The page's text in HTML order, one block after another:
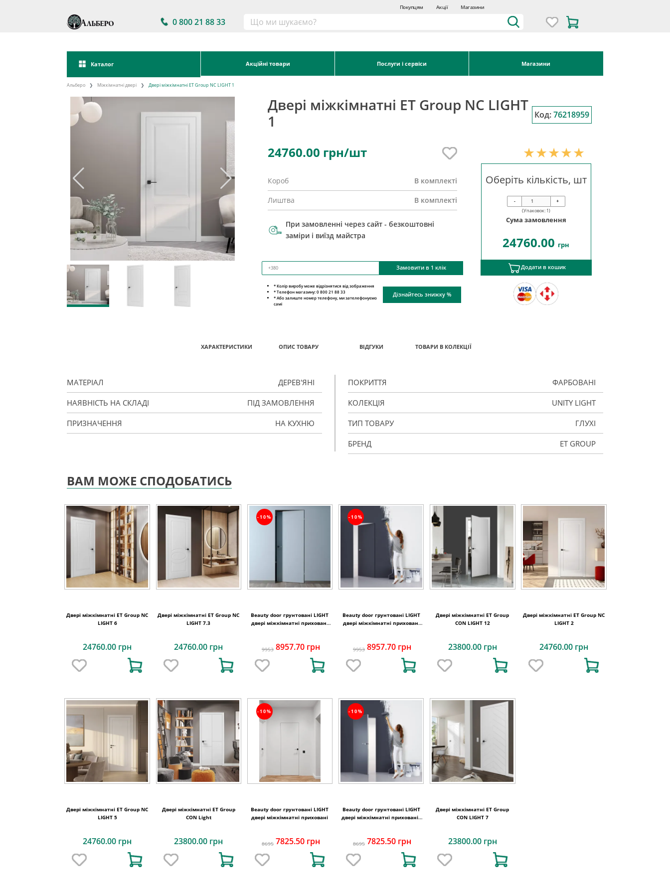
Покупцям Акції Магазини
0 800 21 88 33
Каталог Акційні товари Послуги і сервіси Магазини
Альберо Міжкімнатні двері Двері міжкімнатні ET Group NC LIGHT 1
Двері міжкімнатні ET Group NC LIGHT
1
Код: 76218959
24760.00 грн/шт
Короб В комплекті
Лиштва В комплекті
При замовленні через сайт - безкоштовні
заміри і виїзд майстра
Замовити в 1 клік
Оберіть кількість, шт
-
+
(Упаковок: 1)
Сума замовлення
24760.00 грн
Додати в кошик
* Колір виробу може відрізнятися від зображення
* Телефон магазину: 0 800 21 88 33
* Або залиште номер телефону, ми зателефонуємо
самі
Дізнайтесь знижку %
ХАРАКТЕРИСТИКИ ОПИС ТОВАРУ ВІДГУКИ ТОВАРИ В КОЛЕКЦІЇ
МАТЕРІАЛ ДЕРЕВ'ЯНІ
НАЯВНІСТЬ НА СКЛАДІ ПІД ЗАМОВЛЕННЯ
ПРИЗНАЧЕННЯ НА КУХНЮ
ПОКРИТТЯ ФАРБОВАНІ
КОЛЕКЦІЯ UNITY LIGHT
ТИП ТОВАРУ ГЛУХІ
БРЕНД ET GROUP
ВАМ МОЖЕ СПОДОБАТИСЬ
Двері міжкімнатні ET Group NC
LIGHT 6
24760.00 грн
Двері міжкімнатні ET Group NC
LIGHT 7.3
24760.00 грн
-10%
Beauty door грунтовані LIGHT
двері міжкімнатні приховані
9953 8957.70 грн
-10%
Beauty door грунтовані LIGHT
двері міжкімнатні приховані
9953 8957.70 грн
Двері міжкімнатні ET Group
CON LIGHT 12
23800.00 грн
Двері міжкімнатні ET Group NC
LIGHT 2
24760.00 грн
Двері міжкімнатні ET Group NC
LIGHT 5
24760.00 грн
Двері міжкімнатні ET Group
CON Light
23800.00 грн
-10%
Beauty door грунтовані LIGHT
двері міжкімнатні приховані
8695 7825.50 грн
-10%
Beauty door грунтовані LIGHT
двері міжкімнатні приховані ,
8695 7825.50 грн
Двері міжкімнатні ET Group
CON LIGHT 7
23800.00 грн